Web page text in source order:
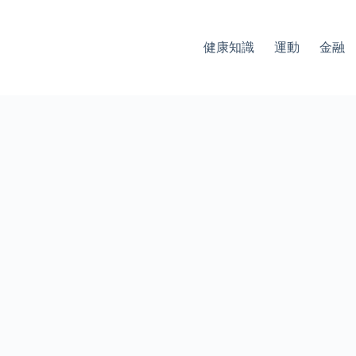
健康知識 運動 金融